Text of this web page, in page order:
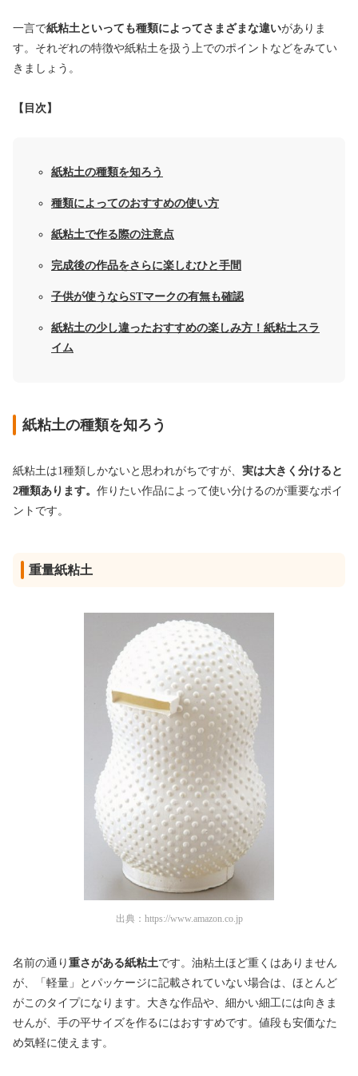
一言で紙粘土といっても種類によってさまざまな違いがありま
す。それぞれの特徴や紙粘土を扱う上でのポイントなどをみてい
きましょう。
【目次】
紙粘土の種類を知ろう
種類によってのおすすめの使い方
紙粘土で作る際の注意点
完成後の作品をさらに楽しむひと手間
子供が使うならSTマークの有無も確認
紙粘土の少し違ったおすすめの楽しみ方！紙粘土スラ
イム
紙粘土の種類を知ろう
紙粘土は1種類しかないと思われがちですが、 実は大きく分けると
2種類あります。 作りたい作品によって使い分けるのが重要なポイ
ントです。
重量紙粘土
出典： https://www.amazon.co.jp
名前の通り 重さがある紙粘土です。油粘土ほど重くはありません
が、「軽量」とパッケージに記載されていない場合は、ほとんど
がこのタイプになります。大きな作品や、細かい細工には向きま
せんが、手の平サイズを作るにはおすすめです。値段も安価なた
め気軽に使えます。